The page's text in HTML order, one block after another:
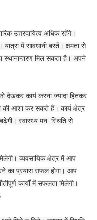
उत्तरदायित्व अधिक रहेंगे।
में सावधानी बरतें। क्षमता से
स्थानान्तरण मिल सकता है। अपने
कार्य करना ज्यादा हितकर
की आशा कर सकते हैं। कार्य क्षेत्र
बढ़ेगी। स्वास्थ्य मन: स्थिति से
व्यवसायिक क्षेत्र में आप
का प्रयास सफल होगा। आप
कार्यों में सफलता मिलेगी।